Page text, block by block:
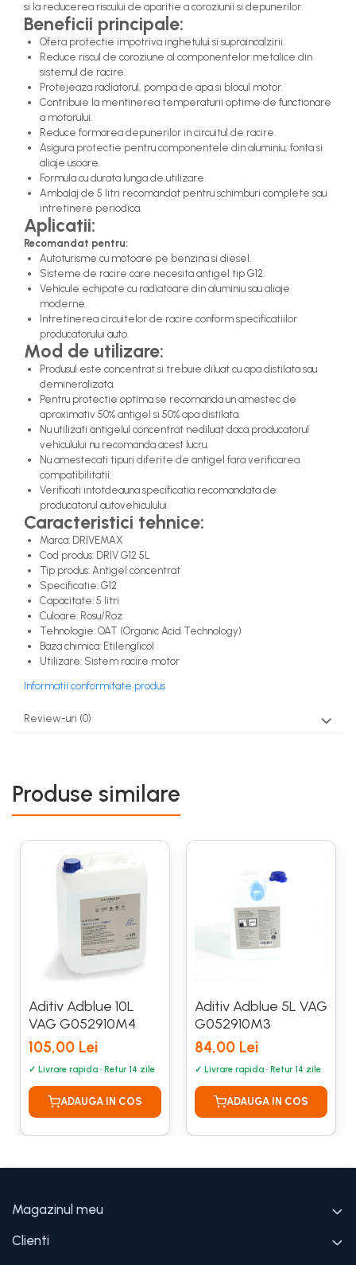
si la reducerea riscului de aparitie a coroziunii si depunerilor.
Beneficii principale:
Ofera protectie impotriva inghetului si supraincalzirii.
Reduce riscul de coroziune al componentelor metalice din
sistemul de racire.
Protejeaza radiatorul, pompa de apa si blocul motor.
Contribuie la mentinerea temperaturii optime de functionare
a motorului.
Reduce formarea depunerilor in circuitul de racire.
Asigura protectie pentru componentele din aluminiu, fonta si
aliaje usoare.
Formula cu durata lunga de utilizare.
Ambalaj de 5 litri recomandat pentru schimburi complete sau
intretinere periodica.
Aplicatii:
Recomandat pentru:
Autoturisme cu motoare pe benzina si diesel.
Sisteme de racire care necesita antigel tip G12.
Vehicule echipate cu radiatoare din aluminiu sau aliaje
moderne.
Intretinerea circuitelor de racire conform specificatiilor
producatorului auto.
Mod de utilizare:
Produsul este concentrat si trebuie diluat cu apa distilata sau
demineralizata.
Pentru protectie optima se recomanda un amestec de
aproximativ 50% antigel si 50% apa distilata.
Nu utilizati antigelul concentrat nediluat daca producatorul
vehiculului nu recomanda acest lucru.
Nu amestecati tipuri diferite de antigel fara verificarea
compatibilitatii.
Verificati intotdeauna specificatia recomandata de
producatorul autovehiculului.
Caracteristici tehnice:
Marca: DRIVEMAX
Cod produs: DRIV G12 5L
Tip produs: Antigel concentrat
Specificatie: G12
Capacitate: 5 litri
Culoare: Rosu/Roz
Tehnologie: OAT (Organic Acid Technology)
Baza chimica: Etilenglicol
Utilizare: Sistem racire motor
Informatii conformitate produs
Review-uri (0)
Produse similare
Aditiv Adblue 10L
VAG G052910M4
105,00 Lei
Aditiv Adblue 5L VAG
G052910M3
84,00 Lei
Magazinul meu
Clienti